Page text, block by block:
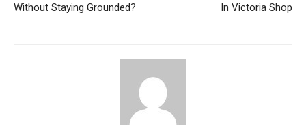
Without Staying Grounded?
In Victoria Shop